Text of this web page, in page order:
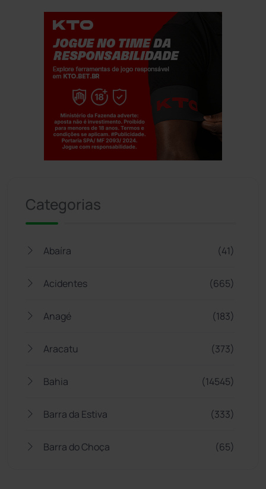
Categorias
Abaíra (41)
Acidentes (665)
Anagé (183)
Aracatu (373)
Bahia (14545)
Barra da Estiva (333)
Barra do Choça (65)